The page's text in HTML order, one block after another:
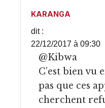
KARANGA
dit :
22/12/2017 à 09:30
@Kibwa
C’est bien vu
pas que ces
cherchent